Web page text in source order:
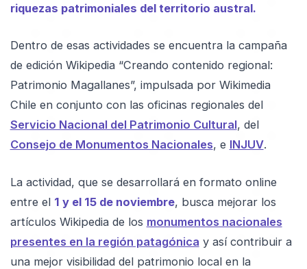
riquezas patrimoniales del territorio austral.
Dentro de esas actividades se encuentra la campaña
de edición Wikipedia “Creando contenido regional:
Patrimonio Magallanes”, impulsada por Wikimedia
Chile en conjunto con las oficinas regionales del
Servicio Nacional del Patrimonio Cultural, del
Consejo de Monumentos Nacionales, e INJUV.
La actividad, que se desarrollará en formato online
entre el 1 y el 15 de noviembre, busca mejorar los
artículos Wikipedia de los monumentos nacionales
presentes en la región patagónica y así contribuir a
una mejor visibilidad del patrimonio local en la